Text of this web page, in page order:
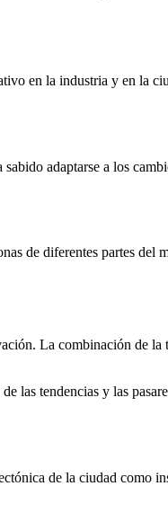
en la industria y en la
adaptarse a los
de diferentes partes
La combinación de
las tendencias y las
de la ciudad como